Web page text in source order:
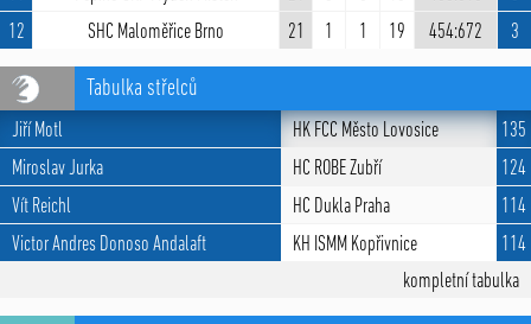
12
SHC Maloměřice Brno 21 1 1 19 454:672 3
Tabulka střelců
Jiří Motl HK FCC Město Lovosice
135
Miroslav Jurka
HC ROBE Zubří
124
Vít Reichl
HC Dukla Praha
114
Victor Andres Donoso Andalaft
KH ISMM Kopřivnice
114
kompletní tabulka